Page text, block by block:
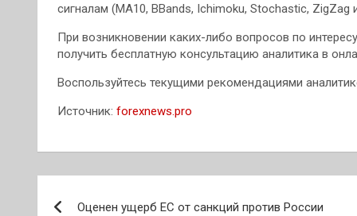
сигналам (MA10, BBands, Ichimoku, Stochastic, ZigZag
При возникновении каких-либо вопросов по
получить бесплатную консультацию аналитика в
Воспользуйтесь текущими рекомендациями
Источник: forexnews.pro
Оценен ущерб ЕС от санкций против России